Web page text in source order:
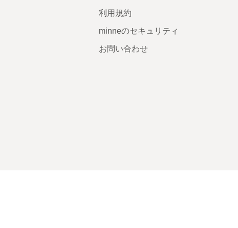
利用規約
minneのセキュリティ
お問い合わせ